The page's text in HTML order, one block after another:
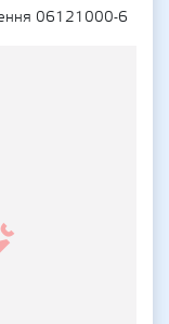
06121000-6